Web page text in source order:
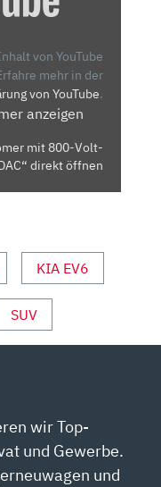
von YouTube
mehr in der
von YouTube.
anzeigen
mit 800-Volt-
direkt öffnen
KIA EV6
SUV
wir Top-
und Gewerbe.
und